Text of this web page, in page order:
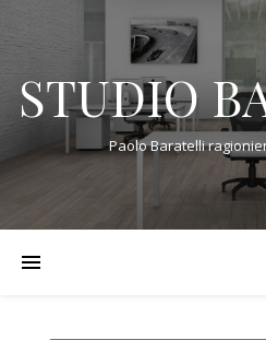
STUDIO
Paolo Baratelli